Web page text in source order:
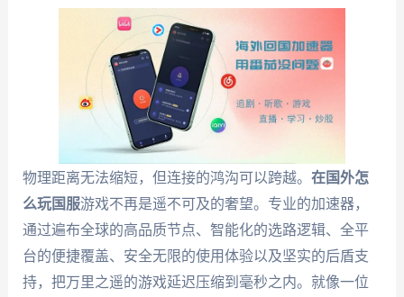
物理距离无法缩短，但连接的鸿沟可以跨越。 在国外怎
么玩国服游戏不再是遥不可及的奢望。专业的加速器，
通过遍布全球的高品质节点、智能化的选路逻辑、全平
台的便捷覆盖、安全无限的使用体验以及坚实的后盾支
持，把万里之遥的游戏延迟压缩到毫秒之内。就像一位